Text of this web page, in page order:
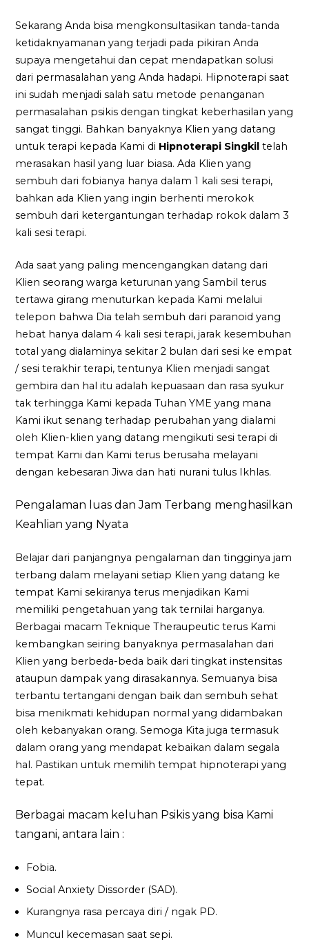
Sekarang Anda bisa mengkonsultasikan tanda-tanda
ketidaknyamanan yang terjadi pada pikiran Anda
supaya mengetahui dan cepat mendapatkan solusi
dari permasalahan yang Anda hadapi. Hipnoterapi saat
ini sudah menjadi salah satu metode penanganan
permasalahan psikis dengan tingkat keberhasilan yang
sangat tinggi. Bahkan banyaknya Klien yang datang
untuk terapi kepada Kami di Hipnoterapi Singkil telah
merasakan hasil yang luar biasa. Ada Klien yang
sembuh dari fobianya hanya dalam 1 kali sesi terapi,
bahkan ada Klien yang ingin berhenti merokok
sembuh dari ketergantungan terhadap rokok dalam 3
kali sesi terapi.
Ada saat yang paling mencengangkan datang dari
Klien seorang warga keturunan yang Sambil terus
tertawa girang menuturkan kepada Kami melalui
telepon bahwa Dia telah sembuh dari paranoid yang
hebat hanya dalam 4 kali sesi terapi, jarak kesembuhan
total yang dialaminya sekitar 2 bulan dari sesi ke empat
/ sesi terakhir terapi, tentunya Klien menjadi sangat
gembira dan hal itu adalah kepuasaan dan rasa syukur
tak terhingga Kami kepada Tuhan YME yang mana
Kami ikut senang terhadap perubahan yang dialami
oleh Klien-klien yang datang mengikuti sesi terapi di
tempat Kami dan Kami terus berusaha melayani
dengan kebesaran Jiwa dan hati nurani tulus Ikhlas.
Pengalaman luas dan Jam Terbang menghasilkan
Keahlian yang Nyata
Belajar dari panjangnya pengalaman dan tingginya jam
terbang dalam melayani setiap Klien yang datang ke
tempat Kami sekiranya terus menjadikan Kami
memiliki pengetahuan yang tak ternilai harganya.
Berbagai macam Teknique Theraupeutic terus Kami
kembangkan seiring banyaknya permasalahan dari
Klien yang berbeda-beda baik dari tingkat instensitas
ataupun dampak yang dirasakannya. Semuanya bisa
terbantu tertangani dengan baik dan sembuh sehat
bisa menikmati kehidupan normal yang didambakan
oleh kebanyakan orang. Semoga Kita juga termasuk
dalam orang yang mendapat kebaikan dalam segala
hal. Pastikan untuk memilih tempat hipnoterapi yang
tepat.
Berbagai macam keluhan Psikis yang bisa Kami
tangani, antara lain :
Fobia.
Social Anxiety Dissorder (SAD).
Kurangnya rasa percaya diri / ngak PD.
Muncul kecemasan saat sepi.